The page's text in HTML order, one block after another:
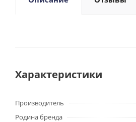
Характеристики
Производитель
Родина бренда